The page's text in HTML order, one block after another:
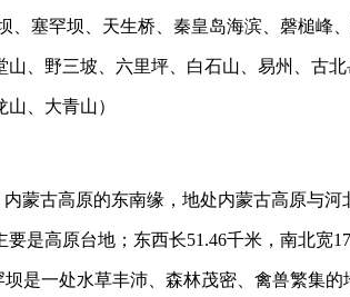
、塞罕坝、天生桥、秦皇岛海滨、磬槌峰、
、野三坡、六里坪、白石山、易州、古北
、大青山）
蒙古高原的东南缘，地处内蒙古高原与河
要是高原台地；东西长51.46千米，南北宽
是一处水草丰沛、森林茂密、禽兽繁集的